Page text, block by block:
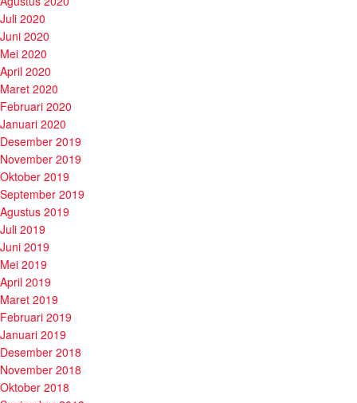
Juli 2020
Juni 2020
Mei 2020
April 2020
Maret 2020
Februari 2020
Januari 2020
Desember 2019
November 2019
Oktober 2019
September 2019
Agustus 2019
Juli 2019
Juni 2019
Mei 2019
April 2019
Maret 2019
Februari 2019
Januari 2019
Desember 2018
November 2018
Oktober 2018